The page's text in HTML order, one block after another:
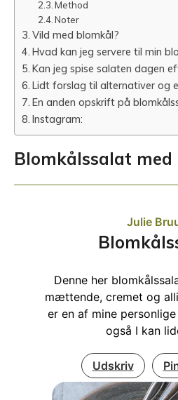
Method
Noter
Vild med blomkål?
Hvad kan jeg servere til min
Kan jeg spise salaten dagen
Lidt forslag til alternativer og
En anden opskrift på
Instagram:
Blomkålssalat
Julie
Denne her
mættende, cremet og
er en af mine
også I kan
Udskriv